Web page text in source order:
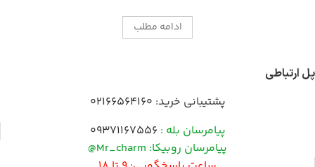
ادامه مطلب
پل ارتباطی
پشتیبانی خرید: 02166564160
پیامرسان بله : 09371167556
پیامرسان روبیکا: Mr_charm@